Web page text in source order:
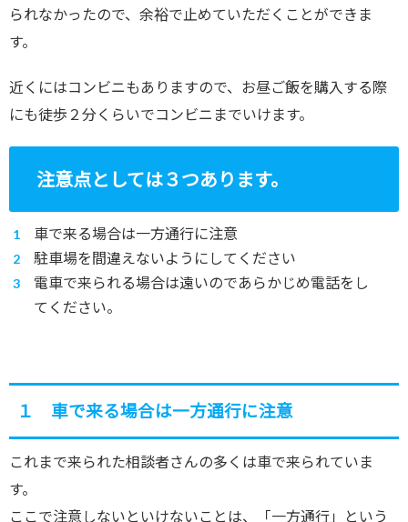
られなかったので、余裕で止めていただくことができま
す。
近くにはコンビニもありますので、お昼ご飯を購入する際
にも徒歩２分くらいでコンビニまでいけます。
注意点としては３つあります。
車で来る場合は一方通行に注意
駐車場を間違えないようにしてください
電車で来られる場合は遠いのであらかじめ電話をし
てください。
１ 車で来る場合は一方通行に注意
これまで来られた相談者さんの多くは車で来られていま
す。
ここで注意しないといけないことは、「一方通行」という